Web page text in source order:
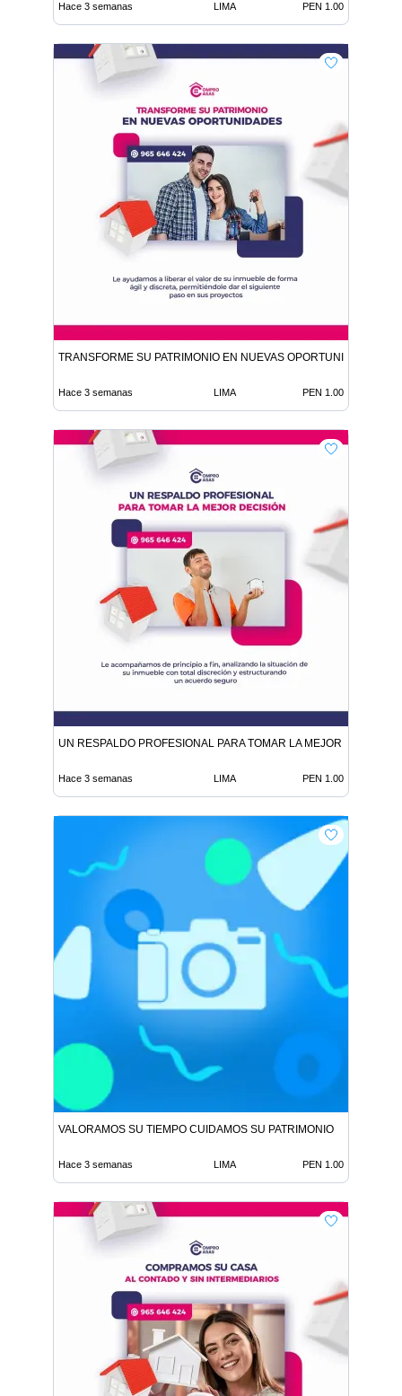
Hace 3 semanas LIMA PEN 1.00
TRANSFORME SU PATRIMONIO EN NUEVAS OPORTUNIDADES
Hace 3 semanas LIMA PEN 1.00
UN RESPALDO PROFESIONAL PARA TOMAR LA MEJOR DECISIÓN
Hace 3 semanas LIMA PEN 1.00
VALORAMOS SU TIEMPO CUIDAMOS SU PATRIMONIO
Hace 3 semanas LIMA PEN 1.00